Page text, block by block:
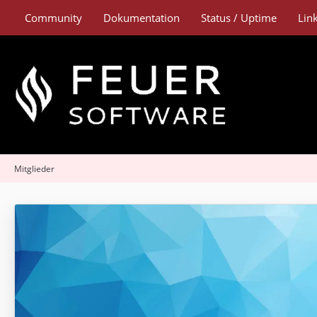
Community Dokumentation Status / Uptime
Mitglieder